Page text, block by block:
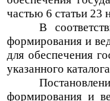
частью 6 статьи 23
В
формирования и
для обеспечения
указанного
формирования и